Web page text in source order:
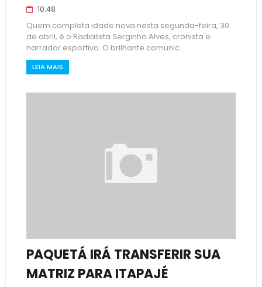
10:48
Quem completa idade nova nesta segunda-feira, 30
de abril, é o Radialista Serginho Alves, cronista e
narrador esportivo. O brilhante comunic...
LEIA MAIS
PAQUETÁ IRÁ TRANSFERIR SUA
MATRIZ PARA ITAPAJÉ